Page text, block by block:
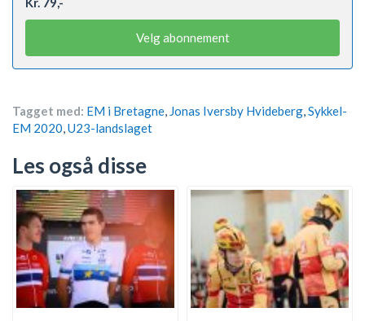
Velg abonnement
Tagget med: EM i Bretagne, Jonas Iversby Hvideberg,Sykkel-
EM 2020,U23-landslaget
Les også disse